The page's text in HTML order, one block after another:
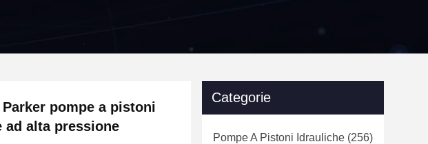
Parker pompe a pistoni
ad alta pressione
Categorie
Pompe A Pistoni Idrauliche (256)